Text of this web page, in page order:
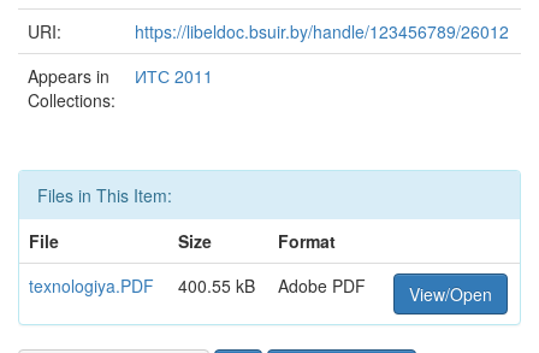
URI:
https://libeldoc.bsuir.by/handle/123456789/26012
Appears in
Collections:
ИТС 2011
Files in This Item:
File
Size
Format
texnologiya.PDF
400.55 kB Adobe PDF View/Open